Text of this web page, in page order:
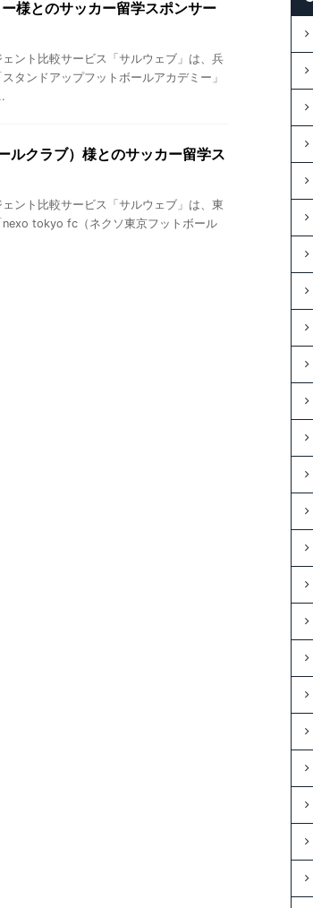
様とのサッカー留学スポンサー
ント比較サービス「サルウェブ」は、兵
タンドアップフットボールアカデミー」
クラブ）様とのサッカー留学ス
ント比較サービス「サルウェブ」は、東
tokyo fc（ネクソ東京フットボール